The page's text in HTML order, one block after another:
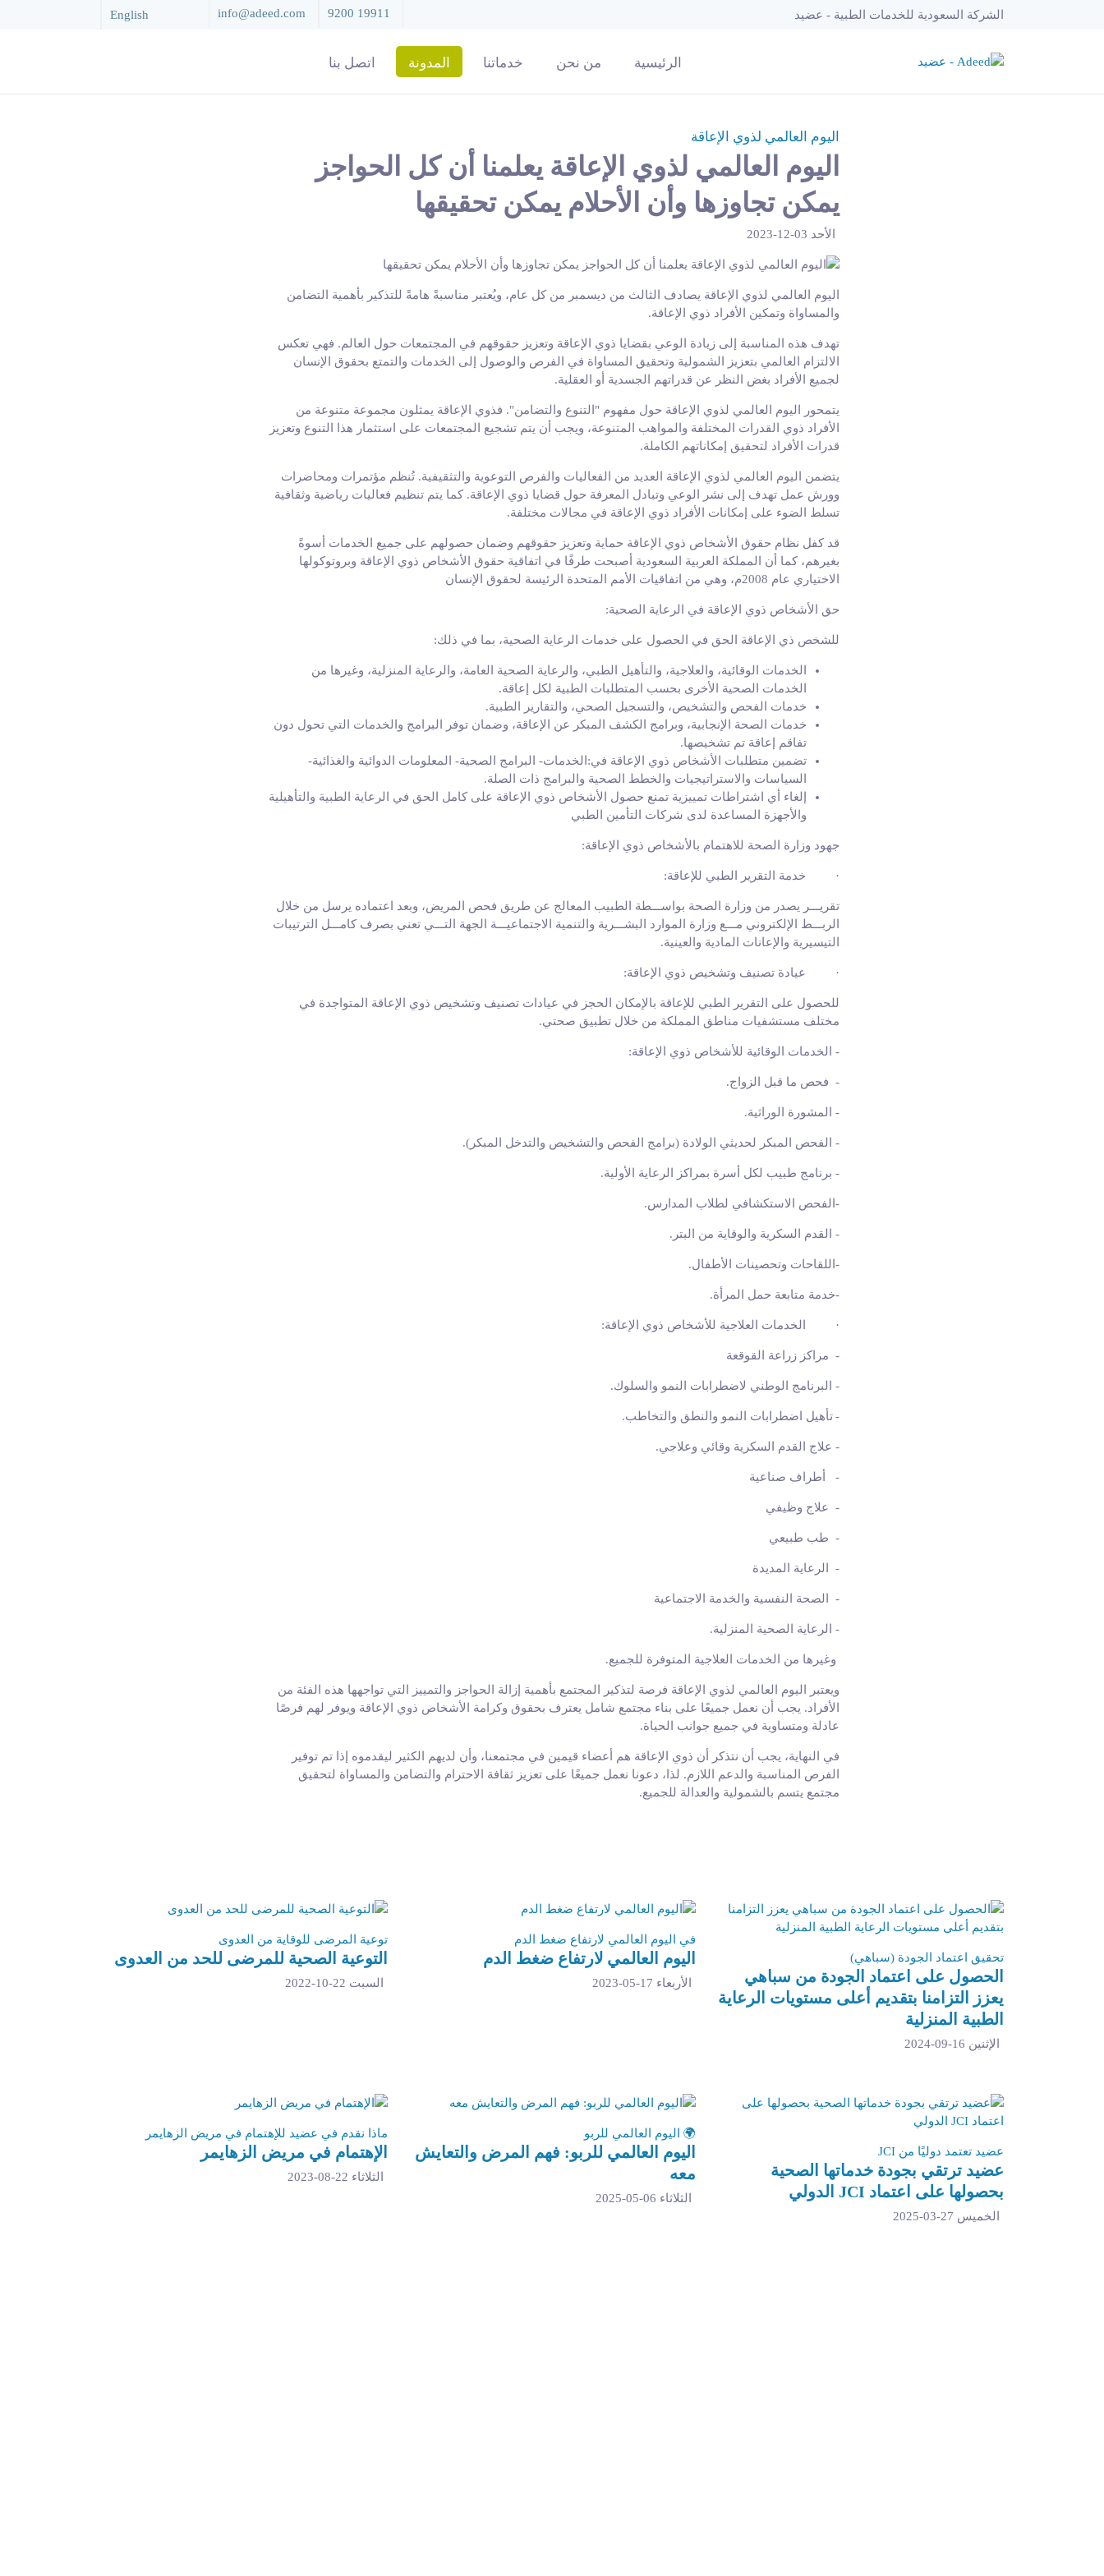
الشركة السعودية للخدمات الطبية - عضيد 9200 19911
info@adeed.com
English
الرئيسية من نحن خدماتنا المدونة اتصل بنا
اليوم العالمي لذوي الإعاقة
اليوم العالمي لذوي الإعاقة يعلمنا أن كل الحواجز
يمكن تجاوزها وأن الأحلام يمكن تحقيقها
الأحد 03-12-2023
اليوم العالمي لذوي الإعاقة يصادف الثالث من ديسمبر من كل عام، ويُعتبر مناسبةً هامةً للتذكير بأهمية التضامن
والمساواة وتمكين الأفراد ذوي الإعاقة.
تهدف هذه المناسبة إلى زيادة الوعي بقضايا ذوي الإعاقة وتعزيز حقوقهم في المجتمعات حول العالم. فهي تعكس
الالتزام العالمي بتعزيز الشمولية وتحقيق المساواة في الفرص والوصول إلى الخدمات والتمتع بحقوق الإنسان
لجميع الأفراد بغض النظر عن قدراتهم الجسدية أو العقلية.
يتمحور اليوم العالمي لذوي الإعاقة حول مفهوم "التنوع والتضامن". فذوي الإعاقة يمثلون مجموعة متنوعة من
الأفراد ذوي القدرات المختلفة والمواهب المتنوعة، ويجب أن يتم تشجيع المجتمعات على استثمار هذا التنوع وتعزيز
قدرات الأفراد لتحقيق إمكاناتهم الكاملة.
يتضمن اليوم العالمي لذوي الإعاقة العديد من الفعاليات والفرص التوعوية والتثقيفية. تُنظم مؤتمرات ومحاضرات
وورش عمل تهدف إلى نشر الوعي وتبادل المعرفة حول قضايا ذوي الإعاقة. كما يتم تنظيم فعاليات رياضية وثقافية
تسلط الضوء على إمكانات الأفراد ذوي الإعاقة في مجالات مختلفة.
قد كفل نظام حقوق الأشخاص ذوي الإعاقة حماية وتعزيز حقوقهم وضمان حصولهم على جميع الخدمات أسوةً
بغيرهم، كما أن المملكة العربية السعودية أصبحت طرفًا في اتفاقية حقوق الأشخاص ذوي الإعاقة وبروتوكولها
الاختياري عام 2008م، وهي من اتفاقيات الأمم المتحدة الرئيسة لحقوق الإنسان
حق الأشخاص ذوي الإعاقة في الرعاية الصحية:
للشخص ذي الإعاقة الحق في الحصول على خدمات الرعاية الصحية، بما في ذلك:
الخدمات الوقائية، والعلاجية، والتأهيل الطبي، والرعاية الصحية العامة، والرعاية المنزلية، وغيرها من
الخدمات الصحية الأخرى بحسب المتطلبات الطبية لكل إعاقة.
خدمات الفحص والتشخيص، والتسجيل الصحي، والتقارير الطبية.
خدمات الصحة الإنجابية، وبرامج الكشف المبكر عن الإعاقة، وضمان توفر البرامج والخدمات التي تحول دون
تفاقم إعاقة تم تشخيصها.
تضمين متطلبات الأشخاص ذوي الإعاقة في:الخدمات- البرامج الصحية- المعلومات الدوائية والغذائية-
السياسات والاستراتيجيات والخطط الصحية والبرامج ذات الصلة.
إلغاء أي اشتراطات تمييزية تمنع حصول الأشخاص ذوي الإعاقة على كامل الحق في الرعاية الطبية والتأهيلية
والأجهزة المساعدة لدى شركات التأمين الطبي
جهود وزارة الصحة للاهتمام بالأشخاص ذوي الإعاقة:
· خدمة التقرير الطبي للإعاقة:
تقريـــر يصدر من وزارة الصحة بواســـطة الطبيب المعالج عن طريق فحص المريض، وبعد اعتماده يرسل من خلال
الربـــط الإلكتروني مـــع وزارة الموارد البشـــرية والتنمية الاجتماعيـــة الجهة التـــي تعني بصرف كامـــل الترتيبات
التيسيرية والإعانات المادية والعينية.
· عيادة تصنيف وتشخيص ذوي الإعاقة:
للحصول على التقرير الطبي للإعاقة بالإمكان الحجز في عيادات تصنيف وتشخيص ذوي الإعاقة المتواجدة في
مختلف مستشفيات مناطق المملكة من خلال تطبيق صحتي.
- الخدمات الوقائية للأشخاص ذوي الإعاقة:
- فحص ما قبل الزواج.
- المشورة الوراثية.
- الفحص المبكر لحديثي الولادة (برامج الفحص والتشخيص والتدخل المبكر).
- برنامج طبيب لكل أسرة بمراكز الرعاية الأولية.
- الفحص الاستكشافي لطلاب المدارس.
- القدم السكرية والوقاية من البتر .
- اللقاحات وتحصينات الأطفال.
-خدمة متابعة حمل المرأة.
· الخدمات العلاجية للأشخاص ذوي الإعاقة:
- مراكز زراعة القوقعة
- البرنامج الوطني لاضطرابات النمو والسلوك.
-تأهيل اضطرابات النمو والنطق والتخاطب.
- علاج القدم السكرية وقائي وعلاجي.
- أطراف صناعية
- علاج وظيفي
- طب طبيعي
- الرعاية المديدة
- الصحة النفسية والخدمة الاجتماعية
- الرعاية الصحية المنزلية.
وغيرها من الخدمات العلاجية المتوفرة للجميع.
ويعتبر اليوم العالمي لذوي الإعاقة فرصة لتذكير المجتمع بأهمية إزالة الحواجز والتمييز التي تواجهها هذه الفئة من
الأفراد. يجب أن نعمل جميعًا على بناء مجتمع شامل يعترف بحقوق وكرامة الأشخاص ذوي الإعاقة ويوفر لهم فرصًا
عادلة ومتساوية في جميع جوانب الحياة.
في النهاية، يجب أن نتذكر أن ذوي الإعاقة هم أعضاء قيمين في مجتمعنا، وأن لديهم الكثير ليقدموه إذا تم توفير
الفرص المناسبة والدعم اللازم. لذا، دعونا نعمل جميعًا على تعزيز ثقافة الاحترام والتضامن والمساواة لتحقيق
مجتمع يتسم بالشمولية والعدالة للجميع.
تحقيق اعتماد الجودة (سباهي)
الحصول على اعتماد الجودة من سباهي
يعزز التزامنا بتقديم أعلى مستويات الرعاية
الطبية المنزلية
الإثنين 16-09-2024
في اليوم العالمي لارتفاع ضغط الدم
اليوم العالمي لارتفاع ضغط الدم
الأربعاء 17-05-2023
توعية المرضى للوقاية من العدوى
التوعية الصحية للمرضى للحد من العدوى
السبت 22-10-2022
عضيد تعتمد دوليًا من JCI
عضيد ترتقي بجودة خدماتها الصحية
بحصولها على اعتماد JCI الدولي
الخميس 27-03-2025
🌍 اليوم العالمي للربو
اليوم العالمي للربو: فهم المرض والتعايش
معه
الثلاثاء 06-05-2025
ماذا نقدم في عضيد للإهتمام في مريض الزهايمر
الإهتمام في مريض الزهايمر
الثلاثاء 22-08-2023